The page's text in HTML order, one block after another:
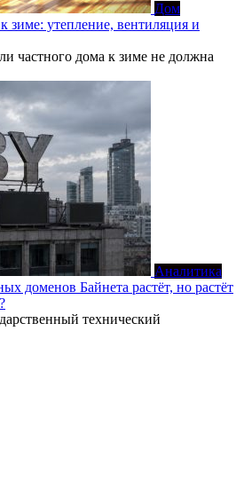
Дом
зиме: утепление, вентиляция и
частного дома к зиме не должна
Аналитика
доменов Байнета растёт, но растёт
технический